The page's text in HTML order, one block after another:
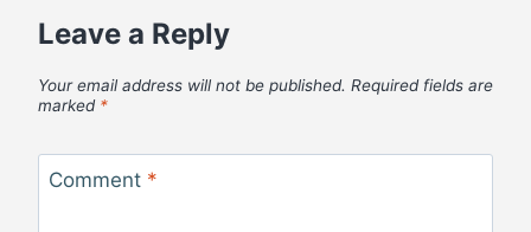
Leave a Reply
Your email address will not be published. Required fields are
marked *
Comment *